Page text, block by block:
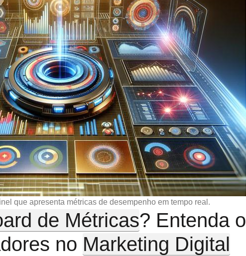
que apresenta métricas de desempenho em tempo real.
de Métricas? Entenda o
no Marketing Digital